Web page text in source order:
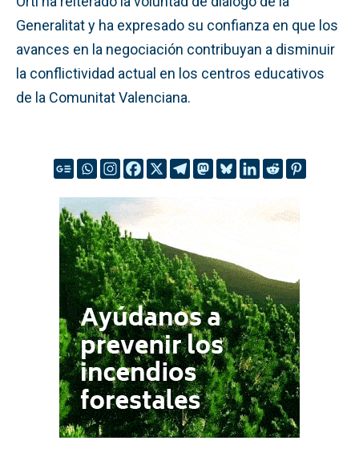
Generalitat y ha expresado su confianza en que los
avances en la negociación contribuyan a disminuir
la conflictividad actual en los centros educativos
de la Comunitat Valenciana.